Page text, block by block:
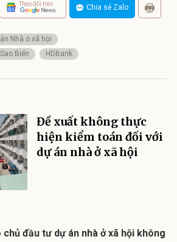
Theo dõi trên Chia sẻ Zalo
Nhà ở xã hội
Biển
HDBank
Đề xuất không thực
hiện kiểm toán đối với
dự án nhà ở xã hội
chủ đầu tư dự án nhà ở xã hội không